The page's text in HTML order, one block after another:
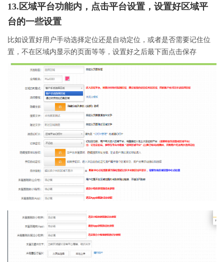
13.区域平台功能内，点击平台设置，设置好区域平
台的一些设置
比如设置好用户手动选择定位还是自动定位，或者是否需要记住位
置，不在区域内显示的页面等等，设置好之后最下面点击保存